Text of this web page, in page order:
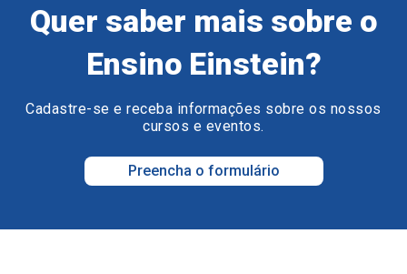
Quer saber mais sobre o
Ensino Einstein?
Cadastre-se e receba informações sobre os nossos
cursos e eventos.
Preencha o formulário